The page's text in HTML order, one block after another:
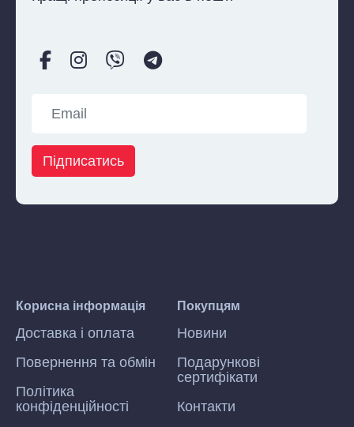
Підписатись
Покупцям
Новини
Подарункові
сертифікати
Контакти
Корисна інформація
Доставка і оплата
Повернення та обмін
Політика
конфіденційності